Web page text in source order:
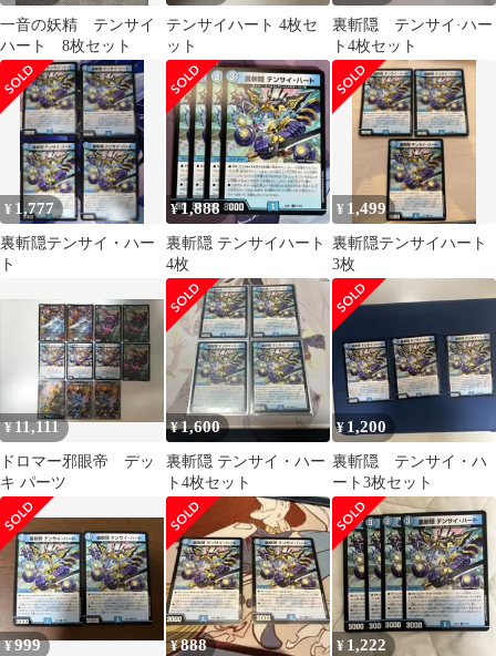
一音の妖精 テンサイ
ハート 8枚セット
テンサイハート 4枚セ
ット
裏斬隠 テンサイ·ハー
ト4枚セット
¥ 1,777
裏斬隠テンサイ・ハー
ト
¥1,888
裏斬隠 テンサイハート
4枚
¥ 1,499
裏斬隠テンサイハート
3枚
¥11,111
ドロマー邪眼帝 デッ
キ パーツ
¥1,600
裏斬隠 テンサイ・ハー
ト4枚セット
¥ 1,200
裏斬隠 テンサイ・ハ
ート3枚セット
¥999 ¥888 ¥ 1,222